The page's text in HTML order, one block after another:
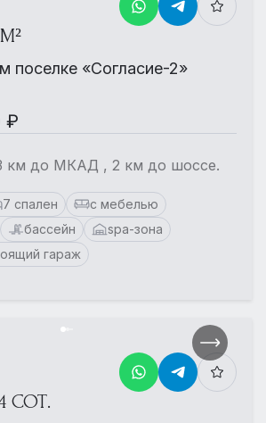
поселке «Согласие-2»
₽
км до МКАД , 2 км до шоссе.
7 спален
с мебелью
бассейн
spa-зона
гараж
СОТ.